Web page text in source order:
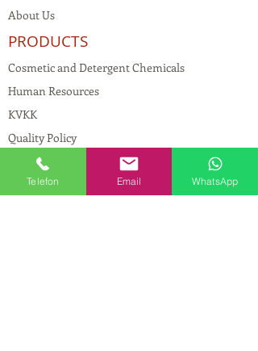
About Us
PRODUCTS
Cosmetic and Detergent Chemicals
Human Resources
KVKK
Quality Policy
Textile Chemicals
Paint Construction Chemicals
Telefon Email WhatsApp